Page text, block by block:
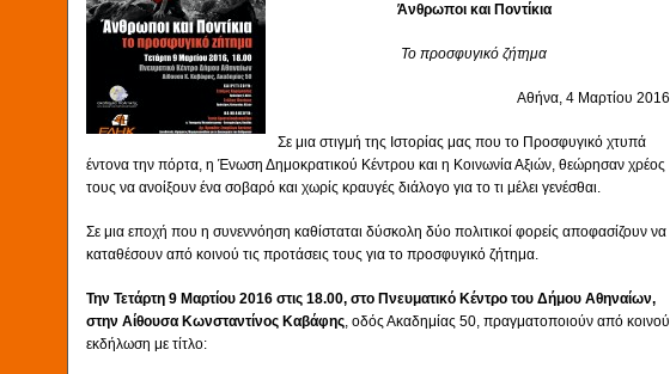
Άνθρωποι και Ποντίκια
Το προσφυγικό ζήτημα
Αθήνα, 4 Μαρτίου 2016
Σε μια στιγμή της Ιστορίας μας που το Προσφυγικό χτυπά
έντονα την πόρτα, η Ένωση Δημοκρατικού Κέντρου και η Κοινωνία Αξιών, θεώρησαν χρέος
τους να ανοίξουν ένα σοβαρό και χωρίς κραυγές διάλογο για το τι μέλει γενέσθαι.
Σε μια εποχή που η συνεννόηση καθίσταται δύσκολη δύο πολιτικοί φορείς αποφασίζουν να
καταθέσουν από κοινού τις προτάσεις τους για το προσφυγικό ζήτημα.
Την Τετάρτη 9 Μαρτίου 2016 στις 18.00, στο Πνευματικό Κέντρο του Δήμου Αθηναίων,
στην Αίθουσα Κωνσταντίνος Καβάφης, οδός Ακαδημίας 50, πραγματοποιούν από κοινού
εκδήλωση με τίτλο: